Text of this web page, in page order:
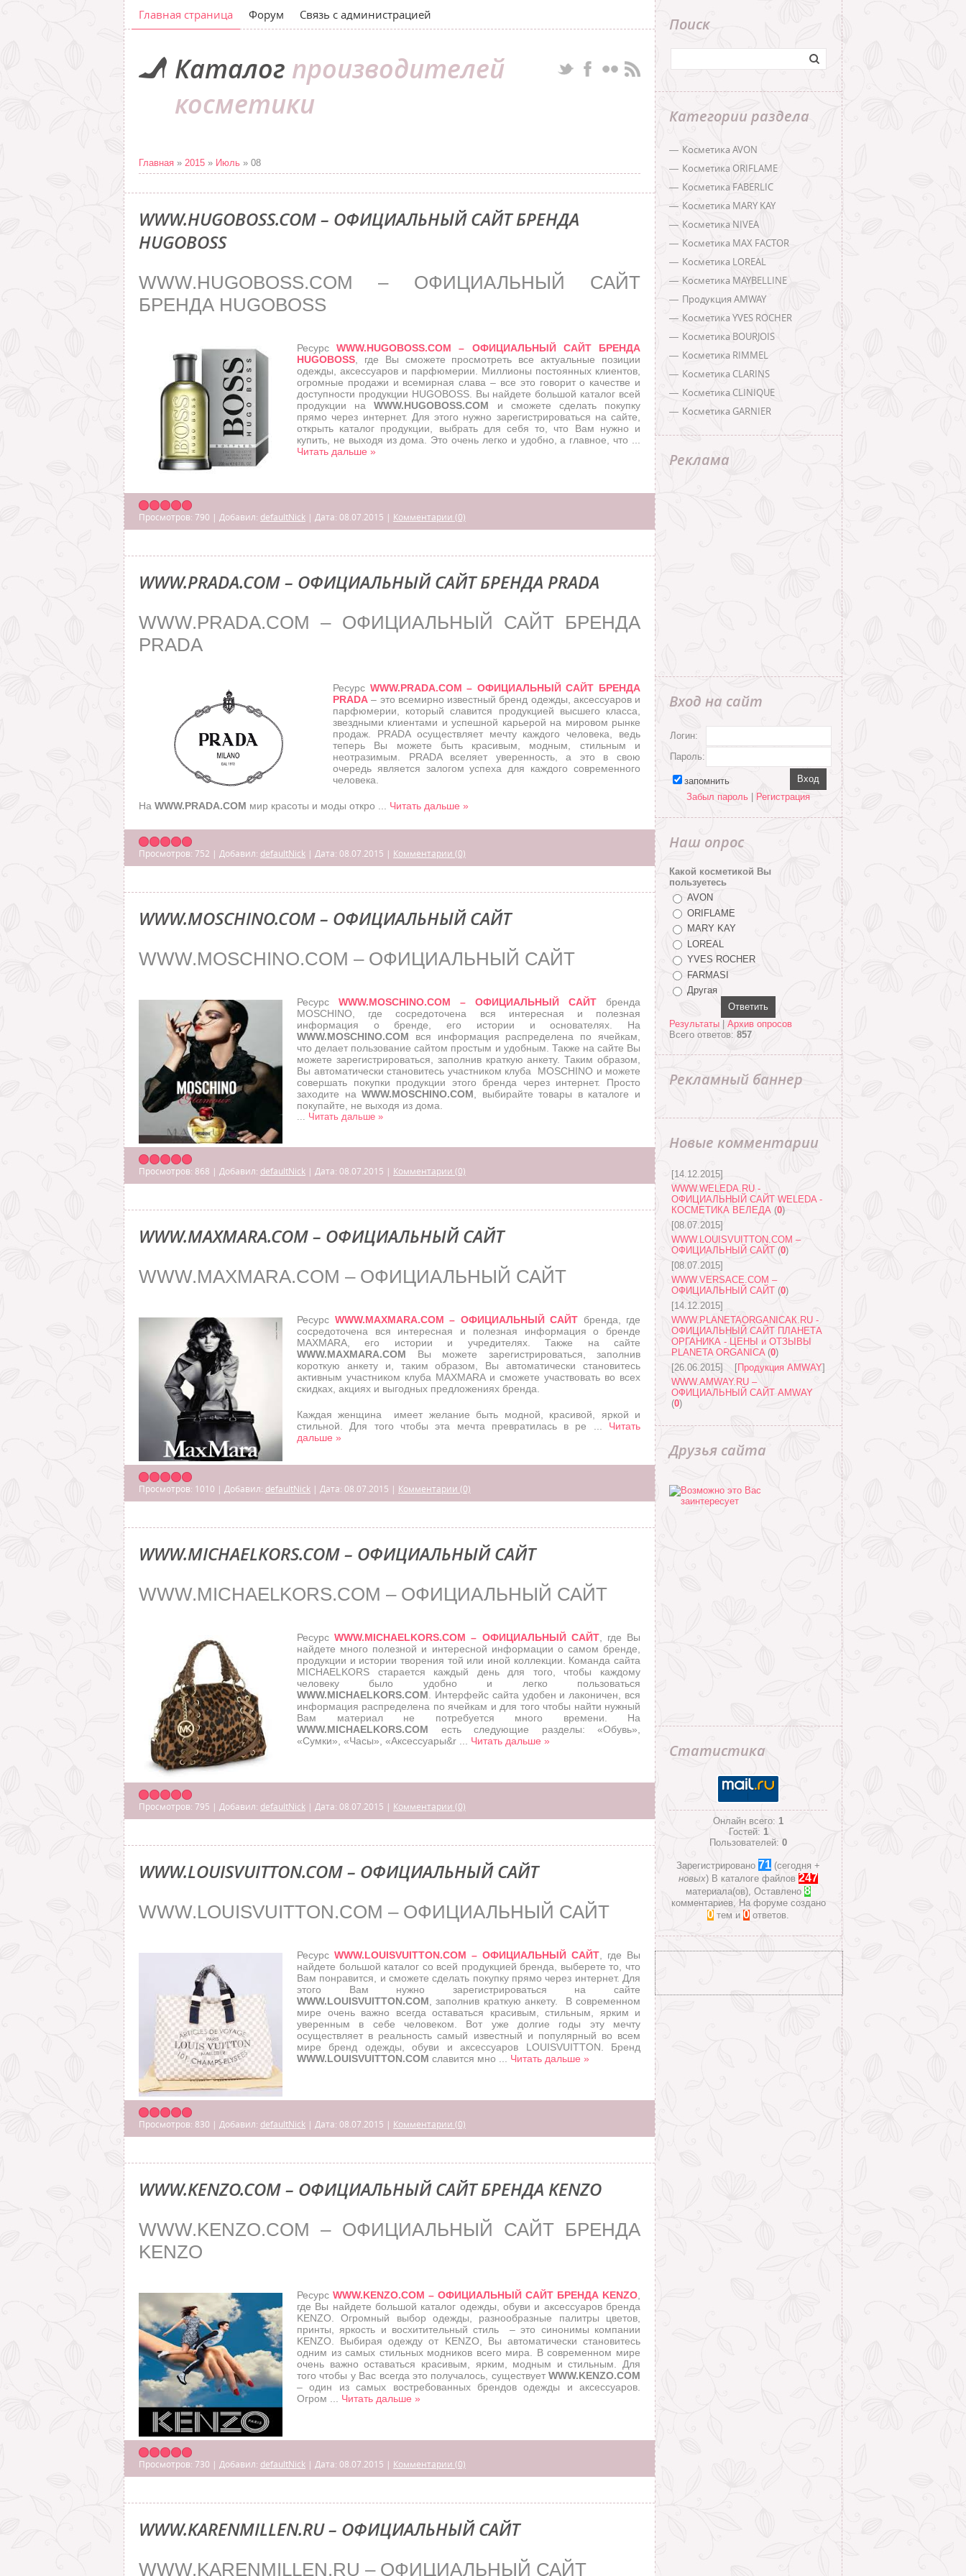
Главная страница Форум Связь с администрацией
Каталог производителей
косметики
Главная » 2015 » Июль » 08
WWW.HUGOBOSS.COM – ОФИЦИАЛЬНЫЙ САЙТ БРЕНДА
HUGOBOSS
WWW.HUGOBOSS.COM – ОФИЦИАЛЬНЫЙ САЙТ
БРЕНДА HUGOBOSS
РесурсWWW.HUGOBOSS.COM – ОФИЦИАЛЬНЫЙ САЙТ БРЕНДА
HUGOBOSS , где Вы сможете просмотреть все актуальные позиции
одежды, аксессуаров и парфюмерии. Миллионы постоянных клиентов,
огромные продажи и всемирная слава – все это говорит о качестве и
доступности продукции HUGOBOSS. Вы найдете большой каталог всей
продукции наWWW.HUGOBOSS.COM и сможете сделать покупку
прямо через интернет. Для этого нужно зарегистрироваться на сайте,
открыть каталог продукции, выбрать для себя то, что Вам нужно и
купить, не выходя из дома. Это очень легко и удобно, а главное, что
Читать дальше »
Просмотров: 790 | Добавил: defaultNick | Дата: 08.07.2015 | Комментарии (0)
WWW.PRADA.COM – ОФИЦИАЛЬНЫЙ САЙТ БРЕНДА PRADA
WWW.PRADA.COM – ОФИЦИАЛЬНЫЙ САЙТ БРЕНДА
PRADA
Ресурс WWW.PRADA.COM – ОФИЦИАЛЬНЫЙ САЙТ БРЕНДА
PRADA – это всемирно известный бренд одежды, аксессуаров и
парфюмерии, который славится продукцией высшего класса,
звездными клиентами и успешной карьерой на мировом рынке
продаж. PRADA осуществляет мечту каждого человека, ведь
теперь Вы можете быть красивым, модным, стильным и
неотразимым. PRADA вселяет уверенность, а это в свою
очередь является залогом успеха для каждого современного
человека.
На WWW.PRADA.COM мир красоты и моды откро Читать дальше »
Просмотров: 752 | Добавил: defaultNick | Дата: 08.07.2015 | Комментарии (0)
WWW.MOSCHINO.COM – ОФИЦИАЛЬНЫЙ САЙТ
WWW.MOSCHINO.COM – ОФИЦИАЛЬНЫЙ САЙТ
Ресурс WWW.MOSCHINO.COM – ОФИЦИАЛЬНЫЙ САЙТ бренда
MOSCHINO, где сосредоточена вся интересная и полезная
информация о бренде, его истории и основателях. На
WWW.MOSCHINO.COM вся информация распределена по ячейкам,
что делает пользование сайтом простым и удобным. Также на сайте Вы
можете зарегистрироваться, заполнив краткую анкету. Таким образом,
Вы автоматически становитесь участником клуба MOSCHINO и можете
совершать покупки продукции этого бренда через интернет. Просто
заходите наWWW.MOSCHINO.COM , выбирайте товары в каталоге и
покупайте, не выходя из дома.
... Читать дальше »
Просмотров: 868 | Добавил: defaultNick | Дата: 08.07.2015 | Комментарии (0)
WWW.MAXMARA.COM – ОФИЦИАЛЬНЫЙ САЙТ
WWW.MAXMARA.COM – ОФИЦИАЛЬНЫЙ САЙТ
Ресурс WWW.MAXMARA.COM – ОФИЦИАЛЬНЫЙ САЙТ бренда, где
сосредоточена вся интересная и полезная информация о бренде
MAXMARA, его истории и учредителях. Также на сайте
WWW.MAXMARA.COM Вы можете зарегистрироваться, заполнив
короткую анкету и, таким образом, Вы автоматически становитесь
активным участником клуба MAXMARA и сможете участвовать во всех
скидках, акциях и выгодных предложениях бренда.
Каждая женщина имеет желание быть модной, красивой, яркой и
стильной. Для того чтобы эта мечта превратилась в ре
Читать
дальше »
Просмотров: 1010 | Добавил: defaultNick | Дата: 08.07.2015 | Комментарии (0)
WWW.MICHAELKORS.COM – ОФИЦИАЛЬНЫЙ САЙТ
WWW.MICHAELKORS.COM – ОФИЦИАЛЬНЫЙ САЙТ
РесурсWWW.MICHAELKORS.COM – ОФИЦИАЛЬНЫЙ САЙТ, где Вы
найдете много полезной и интересной информации о самом бренде,
продукции и истории творения той или иной коллекции. Команда сайта
MICHAELKORS старается каждый день для того, чтобы каждому
человеку было удобно и легко пользоваться
WWW.MICHAELKORS.COM . Интерфейс сайта удобен и лаконичен, вся
информация распределена по ячейкам и для того чтобы найти нужный
Вам материал не потребуется много времени. На
WWW.MICHAELKORS.COM есть следующие разделы: «Обувь»,
«Сумки», «Часы», «Аксессуары&r
Читать дальше »
Просмотров: 795 | Добавил: defaultNick | Дата: 08.07.2015 | Комментарии (0)
WWW.LOUISVUITTON.COM – ОФИЦИАЛЬНЫЙ САЙТ
WWW.LOUISVUITTON.COM – ОФИЦИАЛЬНЫЙ САЙТ
Ресурс WWW.LOUISVUITTON.COM – ОФИЦИАЛЬНЫЙ САЙТ , где Вы
найдете большой каталог со всей продукцией бренда, выберете то, что
Вам понравится, и сможете сделать покупку прямо через интернет. Для
этого Вам нужно зарегистрироваться на сайте
WWW.LOUISVUITTON.COM , заполнив краткую анкету. В современном
мире очень важно всегда оставаться красивым, стильным, ярким и
уверенным в себе человеком. Вот уже долгие годы эту мечту
осуществляет в реальность самый известный и популярный во всем
мире бренд одежды, обуви и аксессуаров LOUISVUITTON. Бренд
WWW.LOUISVUITTON.COM славится мно Читать дальше »
Просмотров: 830 | Добавил: defaultNick | Дата: 08.07.2015 | Комментарии (0)
WWW.KENZO.COM – ОФИЦИАЛЬНЫЙ САЙТ БРЕНДА KENZO
WWW.KENZO.COM – ОФИЦИАЛЬНЫЙ САЙТ БРЕНДА
KENZO
Ресурс WWW.KENZO.COM – ОФИЦИАЛЬНЫЙ САЙТ БРЕНДА KENZO
где Вы найдете большой каталог одежды, обуви и аксессуаров бренда
KENZO. Огромный выбор одежды, разнообразные палитры цветов,
принты, яркость и восхитительный стиль – это синонимы компании
KENZO. Выбирая одежду от KENZO, Вы автоматически становитесь
одним из самых стильных модников всего мира. В современном мире
очень важно оставаться красивым, ярким, модным и стильным. Для
того чтобы у Вас всегда это получалось, существует WWW.KENZO.COM
– один из самых востребованных брендов одежды и аксессуаров.
Огром
Читать дальше »
Просмотров: 730 | Добавил: defaultNick | Дата: 08.07.2015 | Комментарии (0)
WWW.KARENMILLEN.RU – ОФИЦИАЛЬНЫЙ САЙТ
WWW.KARENMILLEN.RU – ОФИЦИАЛЬНЫЙ САЙТ
Поиск
Категории раздела
Косметика AVON
Косметика ORIFLAME
Косметика FABERLIC
Косметика MARY KAY
Косметика NIVEA
Косметика MAX FACTOR
Косметика LOREAL
Косметика MAYBELLINE
Продукция AMWAY
Косметика YVES ROCHER
Косметика BOURJOIS
Косметика RIMMEL
Косметика CLARINS
Косметика CLINIQUE
Косметика GARNIER
Реклама
Вход на сайт
Логин:
Пароль:
запомнить
Забыл пароль
Регистрация
Наш опрос
Какой косметикой Вы
пользуетесь
AVON
ORIFLAME
MARY KAY
LOREAL
YVES ROCHER
FARMASI
Другая
Результаты
Архив опросов
Всего ответов: 857
Рекламный баннер
Новые комментарии
[14.12.2015]
WWW.WELEDA.RU -
ОФИЦИАЛЬНЫЙ САЙТ WELEDA -
КОСМЕТИКА ВЕЛЕДА (0)
[08.07.2015]
WWW.LOUISVUITTON.COM –
ОФИЦИАЛЬНЫЙ САЙТ (0)
[08.07.2015]
WWW.VERSACE.COM –
ОФИЦИАЛЬНЫЙ САЙТ (0)
[14.12.2015]
WWW.PLANETAORGANICAК.RU -
ОФИЦИАЛЬНЫЙ САЙТ ПЛАНЕТА
ОРГАНИКА - ЦЕНЫ и ОТЗЫВЫ
PLANETA ORGANICA (0)
[26.06.2015]
[Продукция AMWAY]
WWW.AMWAY.RU –
ОФИЦИАЛЬНЫЙ САЙТ AMWAY
(0)
Друзья сайта
Статистика
Онлайн всего: 1
Гостей: 1
Пользователей: 0
Зарегистрировано 71 (сегодня +
новых) В каталоге файлов 247
материала(ов), Оставлено 8
комментариев, На форуме создано
0 тем и 0 ответов.